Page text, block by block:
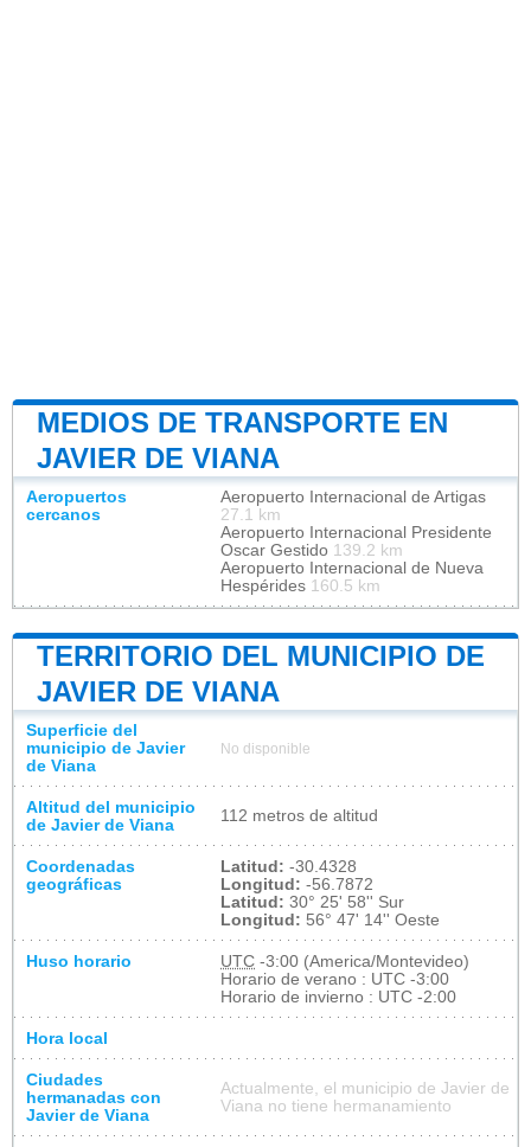
MEDIOS DE TRANSPORTE EN
JAVIER DE VIANA
Aeropuertos
cercanos
Aeropuerto Internacional de Artigas
27.1 km
Aeropuerto Internacional Presidente
Oscar Gestido 139.2 km
Aeropuerto Internacional de Nueva
Hespérides 160.5 km
TERRITORIO DEL MUNICIPIO DE
JAVIER DE VIANA
Superficie del
municipio de Javier
de Viana
No disponible
Altitud del municipio
de Javier de Viana
112 metros de altitud
Coordenadas
geográficas
Latitud: -30.4328
Longitud: -56.7872
Latitud: 30° 25' 58'' Sur
Longitud: 56° 47' 14'' Oeste
Huso horario UTC -3:00 (America/Montevideo)
Horario de verano : UTC -3:00
Horario de invierno : UTC -2:00
Hora local
Ciudades
hermanadas con
Javier de Viana
Actualmente, el municipio de Javier de
Viana no tiene hermanamiento